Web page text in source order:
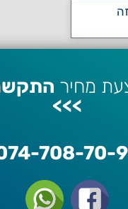
מחיר
>>>
708-70-